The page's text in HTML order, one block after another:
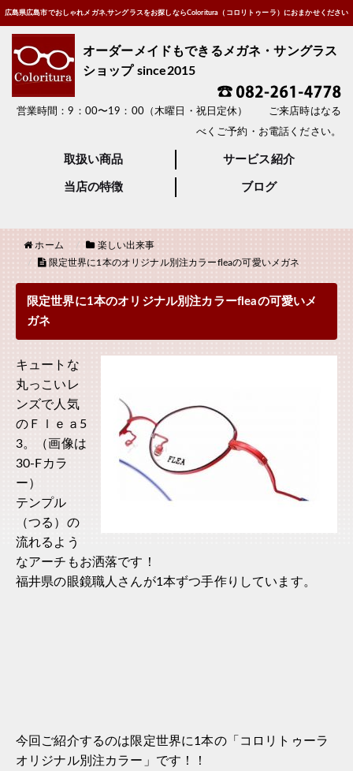
広島県広島市でおしゃれメガネ,サングラスをお探しならColoritura（コロリトゥーラ）におまかせください
オーダーメイドもできるメガネ・サングラス
ショップ since2015
営業時間：9：00〜19：00（木曜日・祝日定休） ご来店時はなる
べくご予約・お電話ください。
取扱い商品 サービス紹介
当店の特徴 ブログ
ホーム
楽しい出来事
限定世界に1本のオリジナル別注カラーfleaの可愛いメガネ
限定世界に1本のオリジナル別注カラーfleaの可愛いメ
ガネ
キュートな
丸っこいレ
ンズで人気
のＦｌｅａ5
3。（画像は
30-Fカラ
ー）
テンプル
（つる）の
流れるよう
なアーチもお洒落です！
福井県の眼鏡職人さんが1本ずつ手作りしています。
今回ご紹介するのは限定世界に1本の「コロリトゥーラ
オリジナル別注カラー」です！！